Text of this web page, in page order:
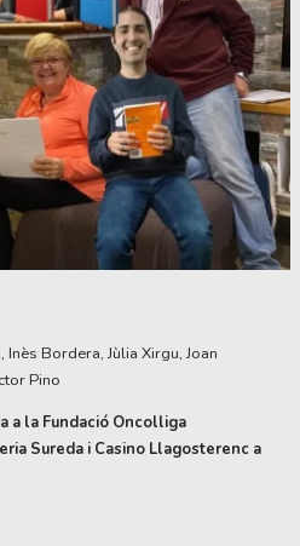
Inès Bordera, Jùlia Xirgu, Joan
Pino
a la Fundació Oncolliga
Sureda i Casino Llagosterenc a